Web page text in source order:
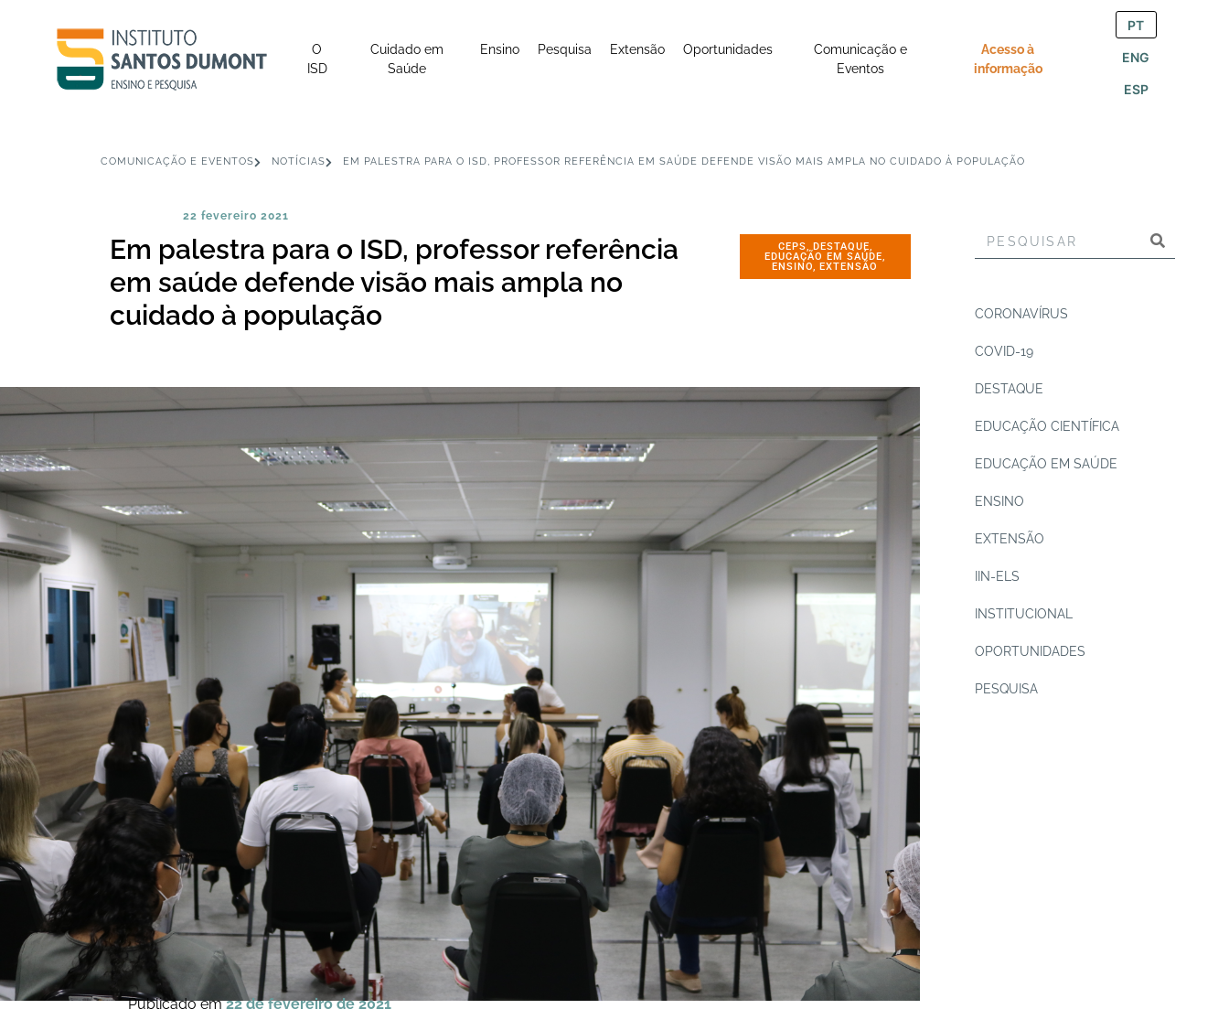
O
ISD
Cuidado em
Saúde
Ensino Pesquisa Extensão Oportunidades
Comunicação e
Eventos
Acesso à
informação
PT
ENG
ESP
COMUNICAÇÃO E EVENTOS NOTÍCIAS EM PALESTRA PARA O ISD, PROFESSOR REFERÊNCIA EM SAÚDE DEFENDE VISÃO MAIS AMPLA NO CUIDADO À POPULAÇÃO
22 fevereiro 2021
Em palestra para o ISD, professor referência
em saúde defende visão mais ampla no
cuidado à população
CEPS, DESTAQUE,
EDUCAÇÃO EM SAÚDE,
ENSINO,EXTENSÃO
Publicado em22 de fevereiro de 2021
CORONAVÍRUS
COVID-19
DESTAQUE
EDUCAÇÃO CIENTÍFICA
EDUCAÇÃO EM SAÚDE
ENSINO
EXTENSÃO
IIN-ELS
INSTITUCIONAL
OPORTUNIDADES
PESQUISA